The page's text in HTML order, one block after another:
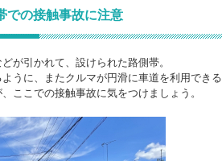
の接触事故に注意
が引かれて、設けられた路側帯。
うに、またクルマが円滑に車道を利用でき
ここでの接触事故に気をつけましょう。